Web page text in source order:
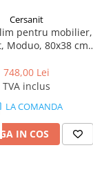
Cersanit
pentru mobilier,
Moduo, 80x38 cm,
748,00 Lei
TVA inclus
LA COMANDA
IN COS